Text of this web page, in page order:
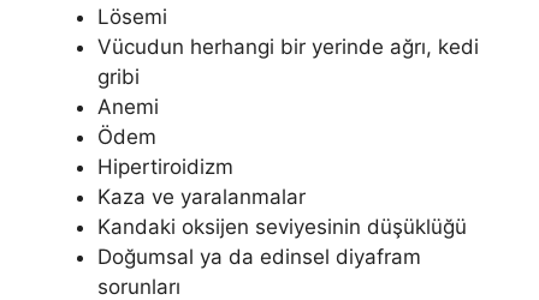
Lösemi
Vücudun herhangi bir yerinde ağrı, kedi
gribi
Anemi
Ödem
Hipertiroidizm
Kaza ve yaralanmalar
Kandaki oksijen seviyesinin düşüklüğü
Doğumsal ya da edinsel diyafram
sorunları